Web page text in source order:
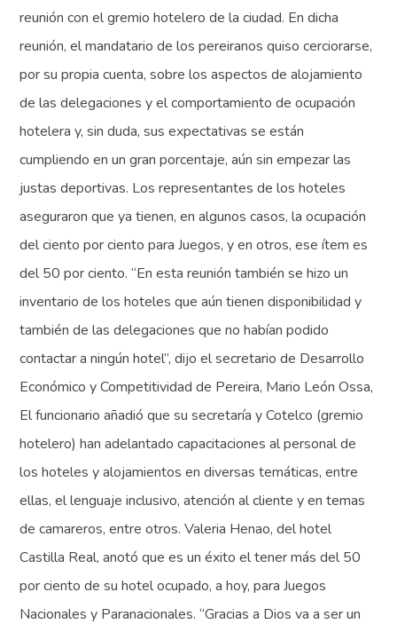
reunión con el gremio hotelero de la ciudad. En dicha
reunión, el mandatario de los pereiranos quiso cerciorarse,
por su propia cuenta, sobre los aspectos de alojamiento
de las delegaciones y el comportamiento de ocupación
hotelera y, sin duda, sus expectativas se están
cumpliendo en un gran porcentaje, aún sin empezar las
justas deportivas. Los representantes de los hoteles
aseguraron que ya tienen, en algunos casos, la ocupación
del ciento por ciento para Juegos, y en otros, ese ítem es
del 50 por ciento. “En esta reunión también se hizo un
inventario de los hoteles que aún tienen disponibilidad y
también de las delegaciones que no habían podido
contactar a ningún hotel”, dijo el secretario de Desarrollo
Económico y Competitividad de Pereira, Mario León Ossa,
El funcionario añadió que su secretaría y Cotelco (gremio
hotelero) han adelantado capacitaciones al personal de
los hoteles y alojamientos en diversas temáticas, entre
ellas, el lenguaje inclusivo, atención al cliente y en temas
de camareros, entre otros. Valeria Henao, del hotel
Castilla Real, anotó que es un éxito el tener más del 50
por ciento de su hotel ocupado, a hoy, para Juegos
Nacionales y Paranacionales. “Gracias a Dios va a ser un